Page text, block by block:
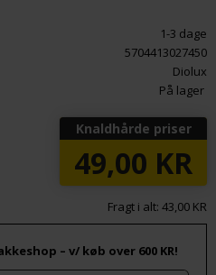
1-3 dage
5704413027450
Diolux
På lager
Knaldhårde priser
49,00 KR
Fragt i alt: 43,00 KR
– v/ køb over 600 KR!